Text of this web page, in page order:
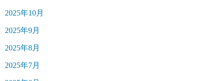
2025年10月
2025年9月
2025年8月
2025年7月